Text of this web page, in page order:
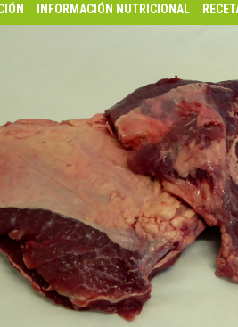
INFORMACIÓN NUTRICIONAL